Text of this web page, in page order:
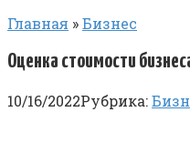
Главная »Бизнес
Оценка стоимости
10/16/2022Рубрика: